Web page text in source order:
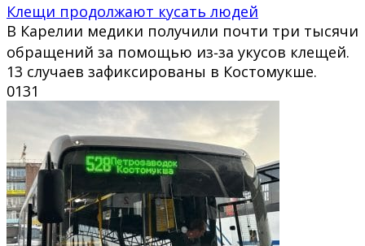
Клещи продолжают кусать людей
В Карелии медики получили почти три тысячи
обращений за помощью из‑за укусов клещей.
13 случаев зафиксированы в Костомукше.
0131